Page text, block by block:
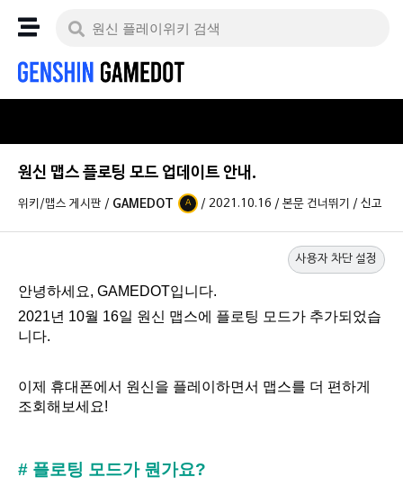
원신 맵스 플로팅 모드 업데이트 안내.
위키/맵스 게시판 / GAMEDOT A / 2021.10.16 / 본문 건너뛰기 / 신고
사용자 차단 설정
안녕하세요, GAMEDOT입니다.
2021년 10월 16일 원신 맵스에 플로팅 모드가 추가되었습
니다.
이제 휴대폰에서 원신을 플레이하면서 맵스를 더 편하게
조회해보세요!
# 플로팅 모드가 뭔가요?